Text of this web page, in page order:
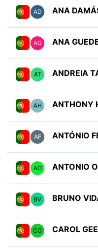
AD ANA
AG ANA
AT ANDREIA
AH ANTHONY
AF ANTÓNIO
AO ANTONIO
BV BRUNO
CG CAROL GEE